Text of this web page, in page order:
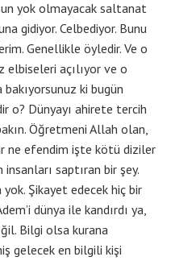
yok olmayacak saltanat
gidiyor. Celbediyor. Bunu
Genellikle öyledir. Ve o
elbiseleri açılıyor ve o
ki bugün
o? Dünyayı ahirete tercih
Öğretmeni Allah olan,
ne efendim işte kötü diziler
saptıran bir şey.
yok. Şikayet edecek hiç bir
dünya ile kandırdı ya,
Bilgi olsa kurana
gelecek en bilgili kişi